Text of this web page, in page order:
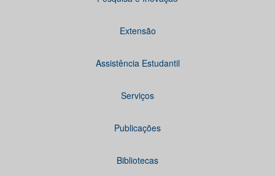
Extensão
Assistência Estudantil
Serviços
Publicações
Bibliotecas